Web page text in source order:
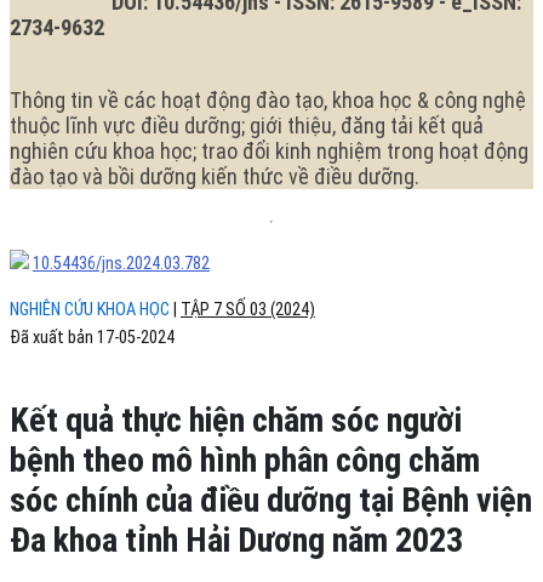
2734-9632
Thông tin về các hoạt động đào tạo, khoa học & công nghệ
thuộc lĩnh vực điều dưỡng; giới thiệu, đăng tải kết quả
nghiên cứu khoa học; trao đổi kinh nghiệm trong hoạt động
đào tạo và bồi dưỡng kiến thức về điều dưỡng.
NGHIÊN CỨU KHOA HỌC TẬP 7 SỐ 03 (2024)
Kết quả thực hiện chăm sóc người
bệnh theo mô hình phân công chăm
sóc chính của điều dưỡng tại Bệnh viện
Đa khoa tỉnh Hải Dương năm 2023
10.54436/jns.2024.03.782
Đã xuất bản 17-05-2024